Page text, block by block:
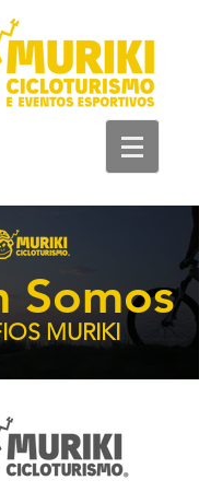
Somos
MURIKI